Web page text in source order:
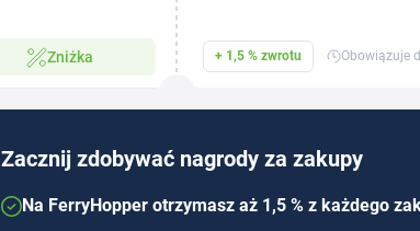
Zniżka + 1,5 % zwrotu Obowiązuje
Zacznij zdobywać nagrody za zakupy
Na FerryHopper otrzymasz aż 1,5 % z każdego